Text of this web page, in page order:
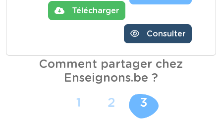
Télécharger
Consulter
Comment partager chez
Enseignons.be ?
1 2 3